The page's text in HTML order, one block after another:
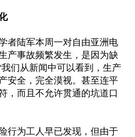
者陆军本周一对自由亚洲电
产事故频繁发生，是因为缺
们从新闻中可以看到，生产
安全，完全漠视。甚至连平
，而且不允许贯通的坑道口
行为工人早已发现，但由于